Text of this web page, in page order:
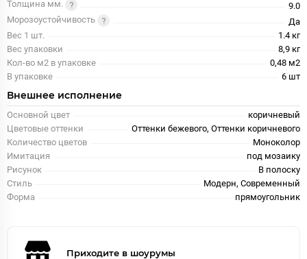
Толщина мм.
9.0
Морозоустойчивость
Да
Вес 1 шт.
1.4 кг
Вес упаковки
8,9 кг
Кол-во м2 в упаковке
0,48 м2
В упаковке
6 шт
Внешнее исполнение
Основной цвет
коричневый
Цветовые оттенки
Оттенки бежевого, Оттенки коричневого
Количество цветов
Моноколор
Имитация
под мозаику
Рисунок
В полоску
Стиль
Модерн, Современный
Форма
прямоугольник
Приходите в шоурумы